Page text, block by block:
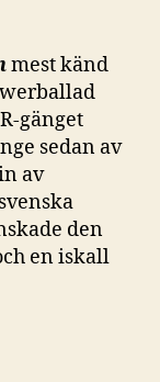
mest känd
gänget
sedan av
av
den
en iskall